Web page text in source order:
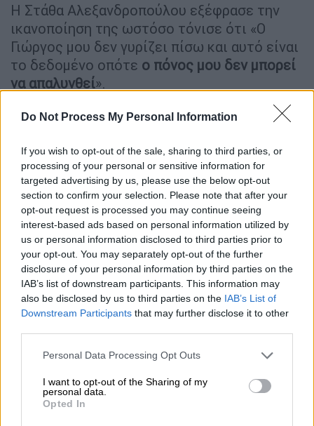
Do Not Process My Personal Information
If you wish to opt-out of the sale, sharing to third parties, or
processing of your personal or sensitive information for
targeted advertising by us, please use the below opt-out
section to confirm your selection. Please note that after your
opt-out request is processed you may continue seeing
interest-based ads based on personal information utilized by
us or personal information disclosed to third parties prior to
your opt-out. You may separately opt-out of the further
disclosure of your personal information by third parties on the
IAB’s list of downstream participants. This information may
also be disclosed by us to third parties on the IAB’s List of
Downstream Participants that may further disclose it to other
Please note that this website/app uses one or more Google
not limited to your visit or usage behaviour. You may click to
grant or deny consent to Google and its third-party tags to
use your data for below specified purposes in below Google
Personal Data Processing Opt Outs
I want to opt-out of the Sharing of my
personal data.
Opted In
Η Στάθα Αλεξανδροπούλου εξέφρασε την
ικανοποίηση της ωστόσο τόνισε ότι «Ο
Γιώργος μου δεν γυρίζει πίσω και αυτό είναι
το δεδομένο οπότε ο πόνος μου δεν μπορεί
να απαλυνθεί».
ΔΙΑΒΑΣΤΕ ΕΠΙΣΗΣ
Ελλάδα|30.04.2023 22:48
Δολοφονία Καραϊβάζ: Ψάχνουν για
άτομο «πίσω» από τον ηθικό
αυτουργό - Η μυστική εφαρμογή που
χρησιμοποίησαν οι δράστες
«Ένα μεγάλο ευχαριστώ για την Ελληνική
Αστυνομία, είμαι πεπεισμένη ότι θα φτάσουν
μέχρι το τέλος», είπε, μιλώντας στον ANT1
και συμπλήρωσε ότι «για τη Δημοκρατία
και όχι για εμάς».